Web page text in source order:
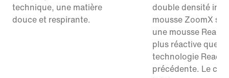
technique, une matière
douce et respirante.
double densité
mousse ZoomX
une mousse
plus réactive que la
technologie React
précédente. Le